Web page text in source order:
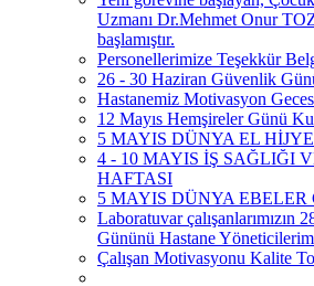
Uzmanı Dr.Mehmet Onur
başlamıştır.
Personellerimize Teşekkür
26 - 30 Haziran Güvenlik
Hastanemiz Motivasyon
12 Mayıs Hemşireler Günü
5 MAYIS DÜNYA EL
4 - 10 MAYIS İŞ SAĞLIĞI
HAFTASI
5 MAYIS DÜNYA EBELER
Laboratuvar çalışanlarımızın
Gününü Hastane
Çalışan Motivasyonu Kalite